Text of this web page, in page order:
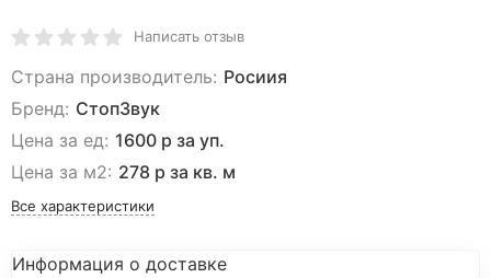
Написать отзыв
Страна производитель: Росиия
Бренд: СтопЗвук
Цена за ед: 1600 р за уп.
Цена за м2: 278 р за кв. м
Все характеристики
Информация о доставке